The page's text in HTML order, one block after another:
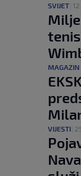
SVIJET
MAGAZIN
VIJESTI